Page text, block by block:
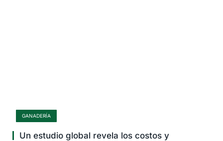
GANADERÍA
Un estudio global revela los costos y